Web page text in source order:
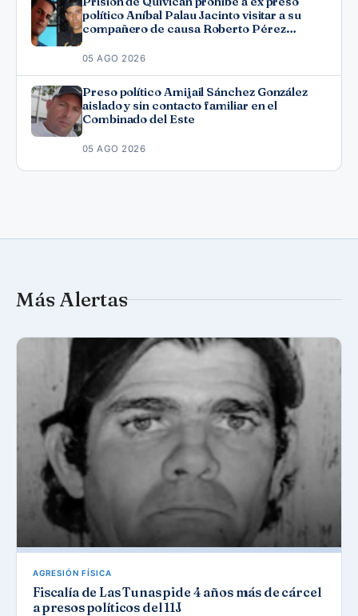
político Aníbal Palau Jacinto visitar a su
compañero de causa Roberto Pérez
05 AGO 2026
Preso político Amijail Sánchez González
aislado y sin contacto familiar en el
Combinado del Este
05 AGO 2026
Más Alertas
AGRESIÓN FÍSICA
Fiscalía de Las Tunas pide 4 años más de cárcel
a presos políticos del 11J